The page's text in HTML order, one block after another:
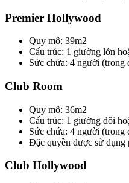
Premier Hollywood
Quy mô: 39m2
Cấu trúc: 1 giường lớn
Sức chứa: 4 người (trong
Club Room
Quy mô: 36m2
Cấu trúc: 1 giường đôi
Sức chứa: 4 người (trong
Đặc quyền được sử dụng
Club Hollywood